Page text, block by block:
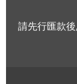
請先行匯款